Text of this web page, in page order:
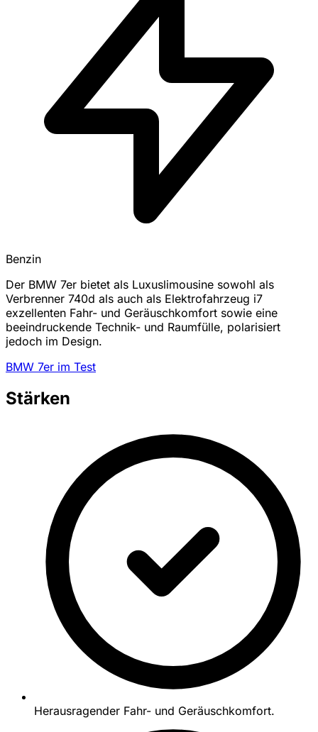
Benzin
Der BMW 7er bietet als Luxuslimousine sowohl als
Verbrenner 740d als auch als Elektrofahrzeug i7
exzellenten Fahr- und Geräuschkomfort sowie eine
beeindruckende Technik- und Raumfülle, polarisiert
jedoch im Design.
BMW 7er im Test
Stärken
Herausragender Fahr- und Geräuschkomfort.